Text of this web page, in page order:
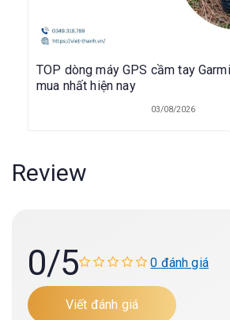
TOP dòng máy GPS cầm tay
mua nhất hiện nay
03/08/2026
Review
0/5 0 đánh giá
Viết đánh giá